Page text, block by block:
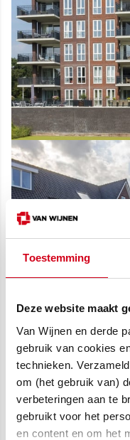
Toestemming
Deze website maakt
Van Wijnen en derde
gebruik van cookies
technieken.
om (het gebruik van)
verbeteringen aan te
gebruikt voor het
en content en om het
Maatwerk
De ontwikkeling
samenspraak
bewoners.